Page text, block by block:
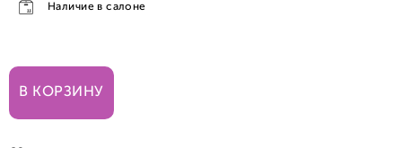
Наличие в салоне
В КОРЗИНУ